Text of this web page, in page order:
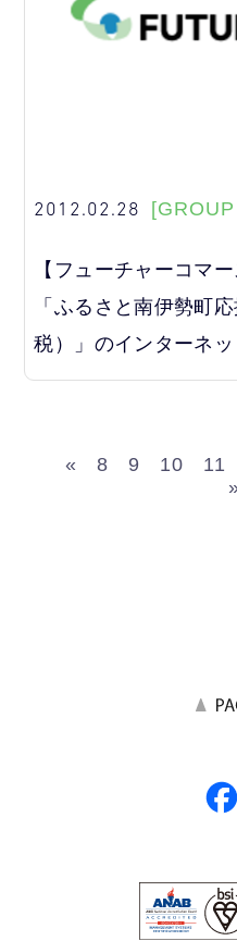
2012.02.28
【フューチャーコマ
「ふるさと南伊勢町
税）」のインターネ
« 8 9 10 11